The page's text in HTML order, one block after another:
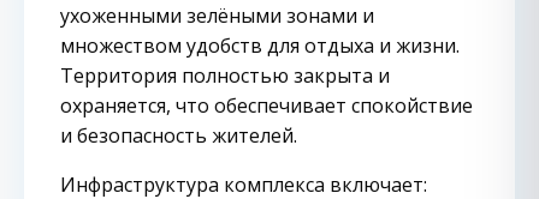
ухоженными зелёными зонами и
множеством удобств для отдыха и жизни.
Территория полностью закрыта и
охраняется, что обеспечивает спокойствие
и безопасность жителей.
Инфраструктура комплекса включает: